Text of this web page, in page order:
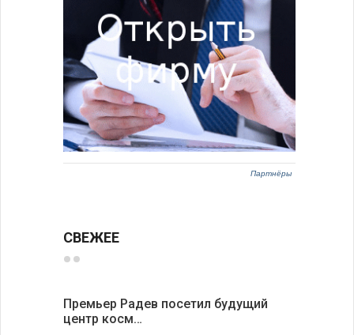
Партнёры
СВЕЖЕЕ
Премьер Радев посетил будущий
центр косм…